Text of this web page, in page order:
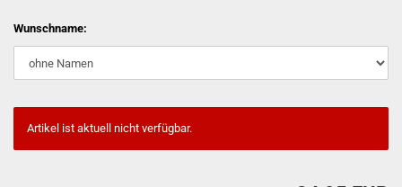
Wunschname:
Artikel ist aktuell nicht verfügbar.